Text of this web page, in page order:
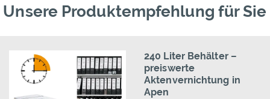
Unsere Produktempfehlung für Sie
240 Liter Behälter –
preiswerte
Aktenvernichtung in
Apen